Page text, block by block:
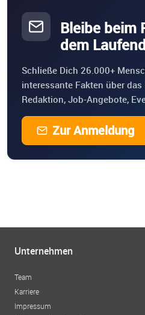
Bleibe beim
dem
Schließe Dich 26.000+
interessante Fakten über
Redaktion, Job-Angebote,
Zur Anmeldung
Unternehmen
Team
Karriere
Impressum